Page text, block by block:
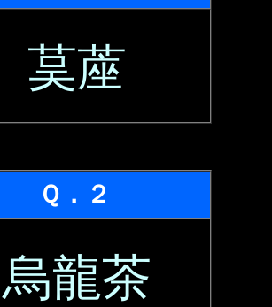
茣蓙
Ｑ．２
烏龍茶